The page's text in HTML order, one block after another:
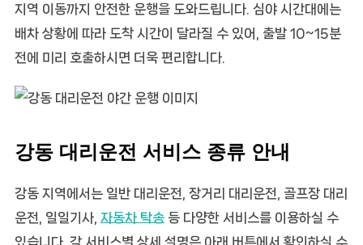
지역 이동까지 안전한 운행을 도와드립니다. 심야 시간대에는
배차 상황에 따라 도착 시간이 달라질 수 있어, 출발 10~15분
전에 미리 호출하시면 더욱 편리합니다.
강동 대리운전 서비스 종류 안내
강동 지역에서는 일반 대리운전, 장거리 대리운전, 골프장 대리
운전, 일일기사, 자동차 탁송등 다양한 서비스를 이용하실 수
있습니다. 각 서비스별 상세 설명은 아래 버튼에서 확인하실 수